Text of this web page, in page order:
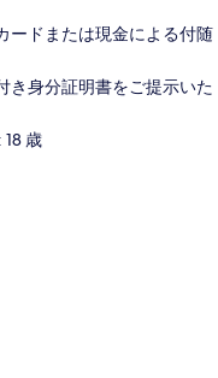
ードまたは現金による付随
き身分証明書をご提示いた
歳